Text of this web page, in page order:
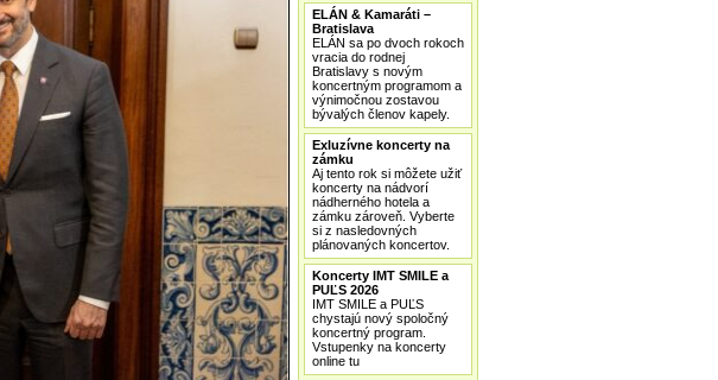
ELÁN & Kamaráti –
Bratislava
ELÁN sa po dvoch rokoch
vracia do rodnej
Bratislavy s novým
koncertným programom a
výnimočnou zostavou
bývalých členov kapely.
Exluzívne koncerty na
zámku
Aj tento rok si môžete užiť
koncerty na nádvorí
nádherného hotela a
zámku zároveň. Vyberte
si z nasledovných
plánovaných koncertov.
Koncerty IMT SMILE a
PUĽS 2026
IMT SMILE a PUĽS
chystajú nový spoločný
koncertný program.
Vstupenky na koncerty
online tu